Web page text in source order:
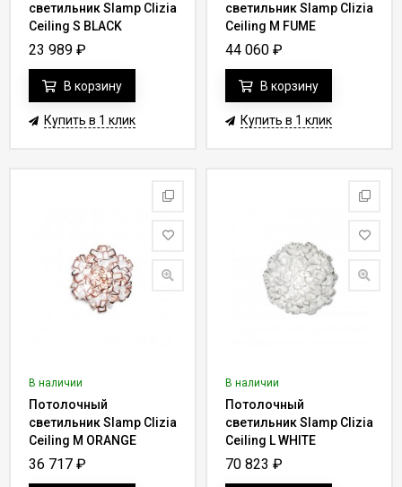
светильник Slamp Clizia
Ceiling S BLACK
CLI78PLF0001N_000
23 989 ₽
В корзину
Купить в 1 клик
светильник Slamp Clizia
Ceiling M FUME
CLI78PLF0000F_000
44 060 ₽
В корзину
Купить в 1 клик
В наличии
Потолочный
светильник Slamp Clizia
Ceiling M ORANGE
CLI78PLF0000A_000
36 717 ₽
В наличии
Потолочный
светильник Slamp Clizia
Ceiling L WHITE
CLI78PLF0003W_000
70 823 ₽